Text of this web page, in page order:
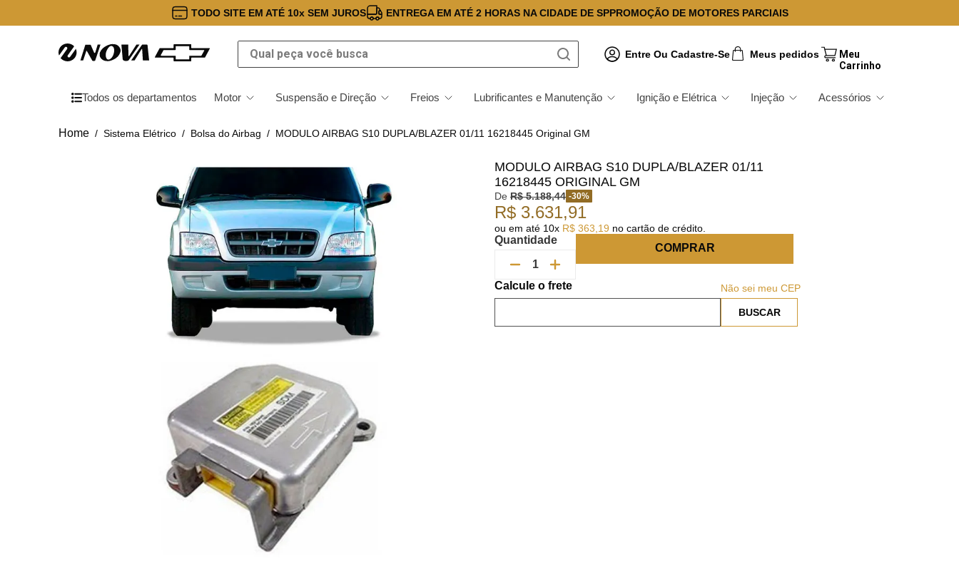
TODO SITE EM ATÉ 10x SEM JUROS ENTREGA EM ATÉ 2 HORAS NA CIDADE DE SPPROMOÇÃO DE MOTORES PARCIAIS
Qual peça você busca
Entre Ou Cadastre-Se Meus pedidos
Todos os departamentos Motor Suspensão e Direção Freios Lubrificantes e Manutenção Ignição e Elétrica Injeção Acessórios
Sistema Elétrico Bolsa do Airbag MODULO AIRBAG S10 DUPLA/BLAZER 01/11 16218445 Original GM
MODULO AIRBAG S10 DUPLA/BLAZER 01/11
16218445 ORIGINAL GM
De R$ 5.188,44 -30%
R$ 3.631,91
ou em até 10x R$ 363 19 no cartão de crédito.
Quantidade
COMPRAR
Não sei meu CEP